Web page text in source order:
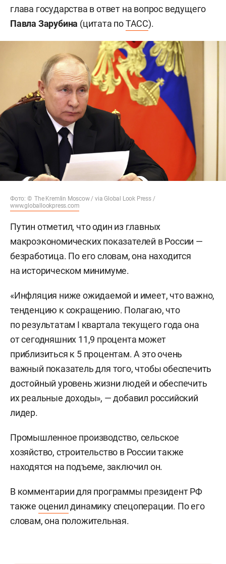
глава государства в ответ на вопрос ведущего
Павла Зарубина (цитата поТАСС).
Фото: © The Kremlin Moscow / via Global Look Press /
www.globallookpress.com
Путин отметил, что один из главных
макроэкономических показателей в России —
безработица. По его словам, она находится
на историческом минимуме.
«Инфляция ниже ожидаемой и имеет, что важно,
тенденцию к сокращению. Полагаю, что
по результатам I квартала текущего года она
от сегодняшних 11,9 процента может
приблизиться к 5 процентам. А это очень
важный показатель для того, чтобы обеспечить
достойный уровень жизни людей и обеспечить
их реальные доходы», — добавил российский
лидер.
Промышленное производство, сельское
хозяйство, строительство в России также
находятся на подъеме, заключил он.
В комментарии для программы президент РФ
также оценилдинамику спецоперации. По его
словам, она положительная.